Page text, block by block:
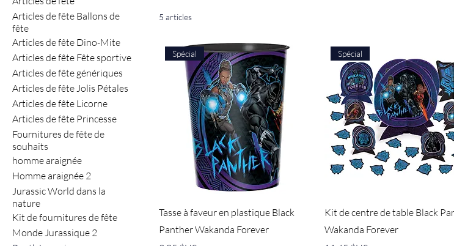
Articles de fête Ballons de
fête
Articles de fête Dino-Mite
Articles de fête Fête sportive
Articles de fête génériques
Articles de fête Jolis Pétales
Articles de fête Licorne
Articles de fête Princesse
Fournitures de fête de
souhaits
homme araignée
Homme araignée 2
Jurassic World dans la
nature
Kit de fournitures de fête
Monde Jurassique 2
5 articles
Spécial
Tasse à faveur en plastique Black
Panther Wakanda Forever
Spécial
Kit de centre de table Black
Wakanda Forever